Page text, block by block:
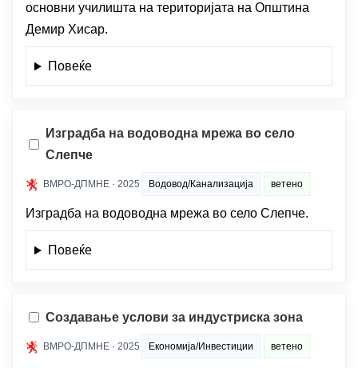
основни училишта на територијата на Општина
Демир Хисар.
Повеќе
Изградба на водоводна мрежа во село
Слепче
ВМРО-ДПМНЕ · 2025 Водовод/Канализација ветено
Изградба на водоводна мрежа во село Слепче.
Повеќе
Создавање услови за индустриска зона
ВМРО-ДПМНЕ · 2025 Економија/Инвестиции ветено